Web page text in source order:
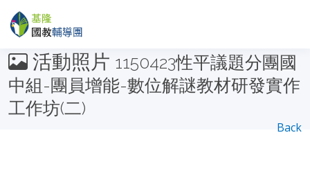
活動照片 1150423性平議題分團國
中組-團員增能-數位解謎教材研發實作
工作坊(二)
Back